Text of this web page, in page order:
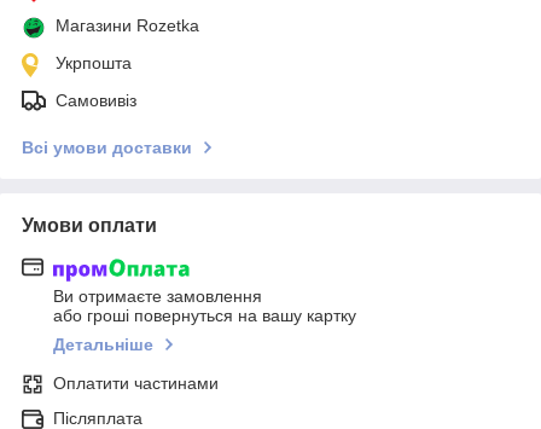
Магазини Rozetka
Укрпошта
Самовивіз
Всі умови доставки
Умови оплати
Ви отримаєте замовлення
або гроші повернуться на вашу картку
Детальніше
Оплатити частинами
Післяплата